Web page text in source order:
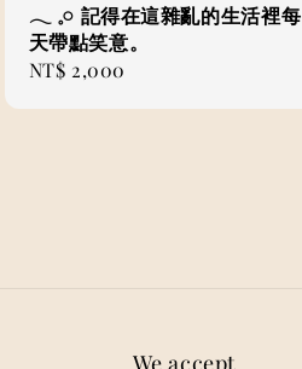
𓂃 𓈒𓏸 記得在這雜亂的生活裡每
天帶點笑意。
Regular
NT$ 2,000
We accept